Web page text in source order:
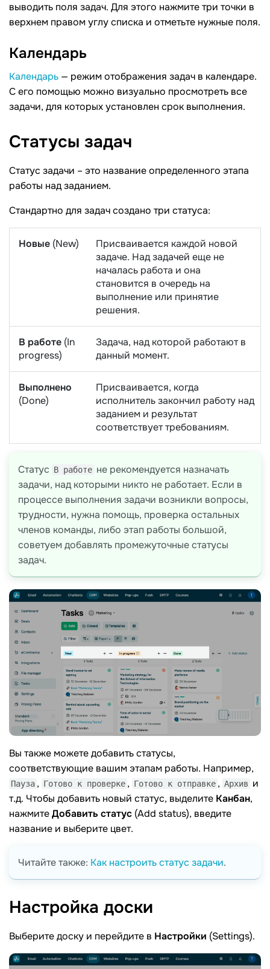
выводить поля задач. Для этого нажмите три точки в
верхнем правом углу списка и отметьте нужные поля.
Календарь
Календарь — режим отображения задач в календаре.
С его помощью можно визуально просмотреть все
задачи, для которых установлен срок выполнения.
Статусы задач
Статус задачи – это название определенного этапа
работы над заданием.
Стандартно для задач создано три статуса:
Новые (New)
Присваивается каждой новой
задаче. Над задачей еще не
началась работа и она
становится в очередь на
выполнение или принятие
решения.
В работе (In
progress)
Задача, над которой работают в
данный момент.
Выполнено
(Done)
Присваивается, когда
исполнитель закончил работу над
заданием и результат
соответствует требованиям.
Статус В работе не рекомендуется назначать
задачи, над которыми никто не работает. Если в
процессе выполнения задачи возникли вопросы,
трудности, нужна помощь, проверка остальных
членов команды, либо этап работы большой,
советуем добавлять промежуточные статусы
задач.
Вы также можете добавить статусы,
соответствующие вашим этапам работы. Например,
Пауза , Готово к проверке , Готово к отправке , Архив и
т.д. Чтобы добавить новый статус, выделите Канбан,
нажмитеДобавить статус (Add status), введите
название и выберите цвет.
Читайте также: Как настроить статус задачи.
Настройка доски
Выберите доску и перейдите в Настройки (Settings).